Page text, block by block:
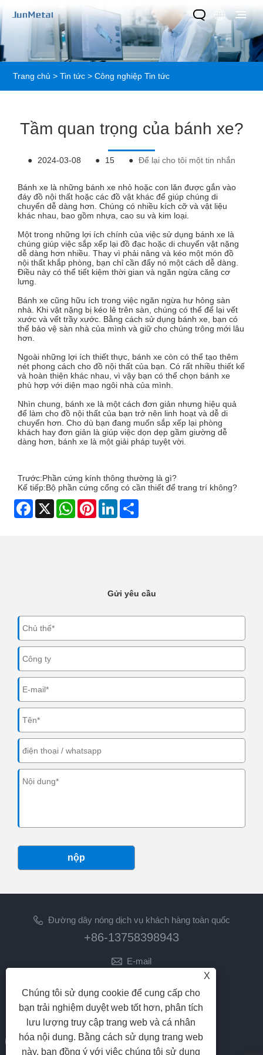
Trang chủ > Tin tức >Công nghiệp Tin tức
Tầm quan trọng của bánh xe?
● 2024-03-08 ● 15 ● Để lại cho tôi một tin nhắn
Bánh xe là những bánh xe nhỏ hoặc con lăn được gắn vào
đáy đồ nội thất hoặc các đồ vật khác để giúp chúng di
chuyển dễ dàng hơn. Chúng có nhiều kích cỡ và vật liệu
khác nhau, bao gồm nhựa, cao su và kim loại.
Một trong những lợi ích chính của việc sử dụng bánh xe là
chúng giúp việc sắp xếp lại đồ đạc hoặc di chuyển vật nặng
dễ dàng hơn nhiều. Thay vì phải nâng và kéo một món đồ
nội thất khắp phòng, bạn chỉ cần đẩy nó một cách dễ dàng.
Điều này có thể tiết kiệm thời gian và ngăn ngừa căng cơ
lưng.
Bánh xe cũng hữu ích trong việc ngăn ngừa hư hỏng sàn
nhà. Khi vật nặng bị kéo lê trên sàn, chúng có thể để lại vết
xước và vết trầy xước. Bằng cách sử dụng bánh xe, bạn có
thể bảo vệ sàn nhà của mình và giữ cho chúng trông mới lâu
hơn.
Ngoài những lợi ích thiết thực, bánh xe còn có thể tạo thêm
nét phong cách cho đồ nội thất của bạn. Có rất nhiều thiết kế
và hoàn thiện khác nhau, vì vậy bạn có thể chọn bánh xe
phù hợp với diện mạo ngôi nhà của mình.
Nhìn chung, bánh xe là một cách đơn giản nhưng hiệu quả
để làm cho đồ nội thất của bạn trở nên linh hoạt và dễ di
chuyển hơn. Cho dù bạn đang muốn sắp xếp lại phòng
khách hay đơn giản là giúp việc dọn dẹp gầm giường dễ
dàng hơn, bánh xe là một giải pháp tuyệt vời.
Trước:Phần cứng kính thông thường là gì?
Kế tiếp:Bộ phần cứng cổng có cần thiết để trang trí không?
Facebook
X WhatsAppPinterestLinkedIn
Gửi yêu cầu
nộp
Đường dây nóng dịch vụ khách hàng toàn quốc
+86-13758398943
E-mail
junmetal.hardware.ltd@gmail.com
THEO CHÚNG TÔI
X
Chúng tôi sử dụng cookie để cung cấp cho
bạn trải nghiệm duyệt web tốt hơn, phân tích
lưu lượng truy cập trang web và cá nhân
hóa nội dung. Bằng cách sử dụng trang web
này, bạn đồng ý với việc chúng tôi sử dụng